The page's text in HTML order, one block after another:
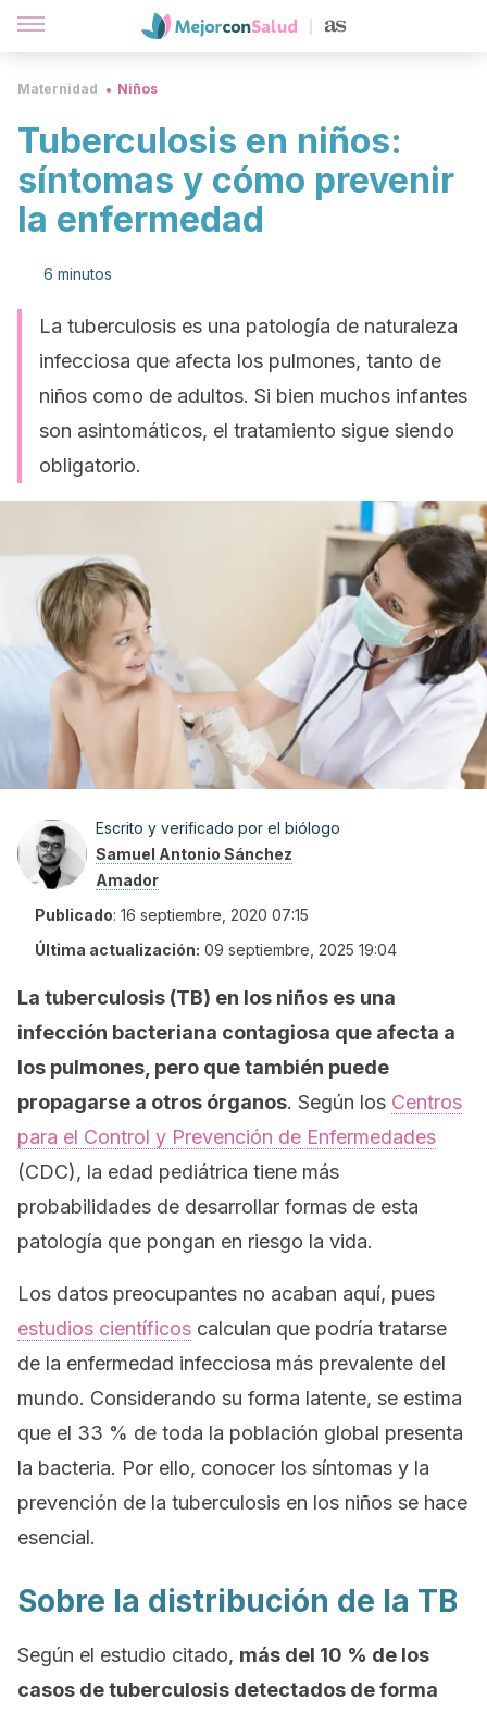
Maternidad Niños
Tuberculosis en niños:
síntomas y cómo prevenir
la enfermedad
6 minutos
La tuberculosis es una patología de naturaleza
infecciosa que afecta los pulmones, tanto de
niños como de adultos. Si bien muchos infantes
son asintomáticos, el tratamiento sigue siendo
obligatorio.
Escrito y verificado por el biólogo
Samuel Antonio Sánchez
Amador
Publicado: 16 septiembre, 2020 07:15
Última actualización: 09 septiembre, 2025 19:04
La tuberculosis (TB) en los niños es una
infección bacteriana contagiosa que afecta a
los pulmones, pero que también puede
propagarse a otros órganos. Según los Centros
para el Control y Prevención de Enfermedades
(CDC), la edad pediátrica tiene más
probabilidades de desarrollar formas de esta
patología que pongan en riesgo la vida.
Los datos preocupantes no acaban aquí, pues
estudios científicos calculan que podría tratarse
de la enfermedad infecciosa más prevalente del
mundo. Considerando su forma latente, se estima
que el 33 % de toda la población global presenta
la bacteria. Por ello, conocer los síntomas y la
prevención de la tuberculosis en los niños se hace
esencial.
Sobre la distribución de la TB
Según el estudio citado, más del 10 % de los
casos de tuberculosis detectados de forma